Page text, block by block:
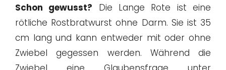
Schon gewusst? Die Lange Rote ist eine
rötliche Rostbratwurst ohne Darm. Sie ist 35
cm lang und kann entweder mit oder ohne
Zwiebel gegessen werden. Während die